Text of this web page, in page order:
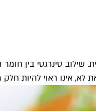
אומנות קולינרית.
לא, אינו ראוי להיות